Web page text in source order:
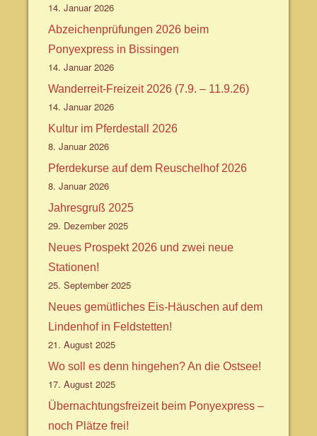
14. Januar 2026
Abzeichenprüfungen 2026 beim
Ponyexpress in Bissingen
14. Januar 2026
Wanderreit-Freizeit 2026 (7.9. – 11.9.26)
14. Januar 2026
Kultur im Pferdestall 2026
8. Januar 2026
Pferdekurse auf dem Reuschelhof 2026
8. Januar 2026
Jahresgruß 2025
29. Dezember 2025
Neues Prospekt 2026 und zwei neue
Stationen!
25. September 2025
Neues gemütliches Eis-Häuschen auf dem
Lindenhof in Feldstetten!
21. August 2025
Wo soll es denn hingehen? An die Ostsee!
17. August 2025
Übernachtungsfreizeit beim Ponyexpress –
noch Plätze frei!